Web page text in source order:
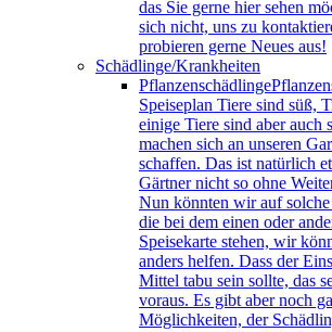
das Sie gerne hier sehen
sich nicht, uns zu
probieren gerne Neues aus!
Schädlinge/Krankheiten
Pflanzenschädlinge
Speiseplan Tiere sind süß,
einige Tiere sind aber auch
machen sich an unseren
schaffen. Das ist natürlich
Gärtner nicht so ohne
Nun könnten wir auf
die bei dem einen oder
Speisekarte stehen, wir
anders helfen. Dass der
Mittel tabu sein sollte, das
voraus. Es gibt aber noch
Möglichkeiten, der